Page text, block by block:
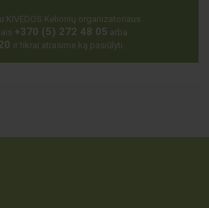
KIVEDOS Kelionių organizatoriaus
+370 (5) 272 48 05 arba
ir tikrai atrasime ką pasiūlyti.